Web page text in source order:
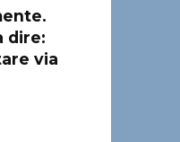
dire:
via